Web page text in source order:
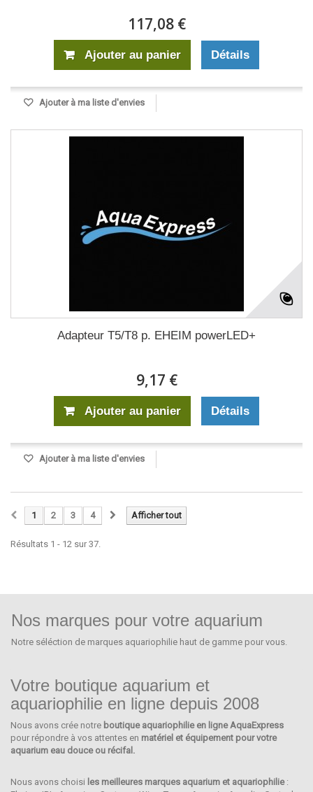
117,08 €
Ajouter au panier Détails
Ajouter à ma liste d'envies
Adapteur T5/T8 p. EHEIM powerLED+
9,17 €
Ajouter au panier Détails
Ajouter à ma liste d'envies
Afficher tout
1 2 3 4
Résultats 1 - 12 sur 37.
Nos marques pour votre aquarium
Notre séléction de marques aquariophilie haut de gamme pour vous.
IWAKI
Votre boutique aquarium et
aquariophilie en ligne depuis 2008
Nous avons crée notre boutique aquariophilie en ligne AquaExpress
pour répondre à vos attentes en matériel et équipement pour votre
aquarium eau douce ou récifal.
Nous avons choisi les meilleures marques aquarium et aquariophilie: